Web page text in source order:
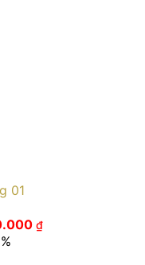
01
₫Giá